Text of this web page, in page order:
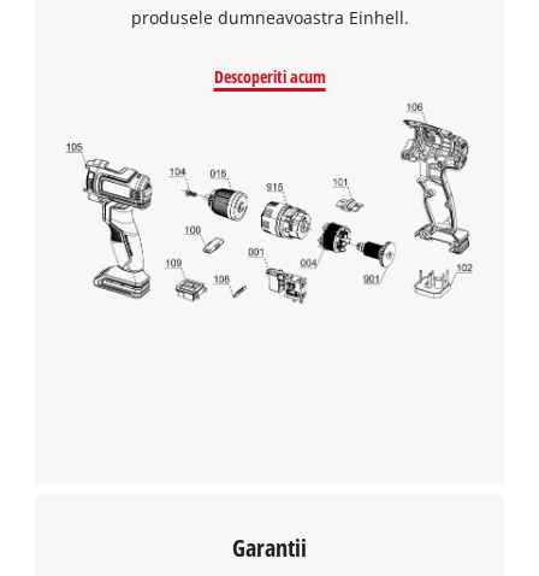
Avem nevoie de acordul dvs. pentru a
incarca serviciul Google Maps!
This content is not permitted to load due
to trackers that are not disclosed to the
produsele dumneavoastra Einhell.
Descoperiti acum
Garantii